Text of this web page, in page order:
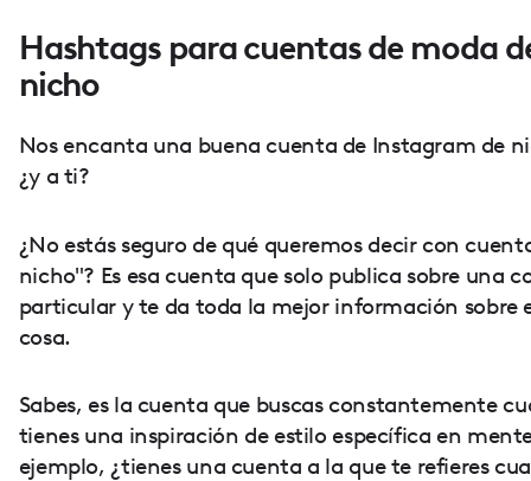
Hashtags para cuentas de moda
nicho
Nos encanta una buena cuenta de Instagram de
¿y a ti?
¿No estás seguro de qué queremos decir con
nicho"? Es esa cuenta que solo publica sobre una
particular y te da toda la mejor información sobre
cosa.
Sabes, es la cuenta que buscas constantemente
tienes una inspiración de estilo específica en
ejemplo, ¿tienes una cuenta a la que te refieres